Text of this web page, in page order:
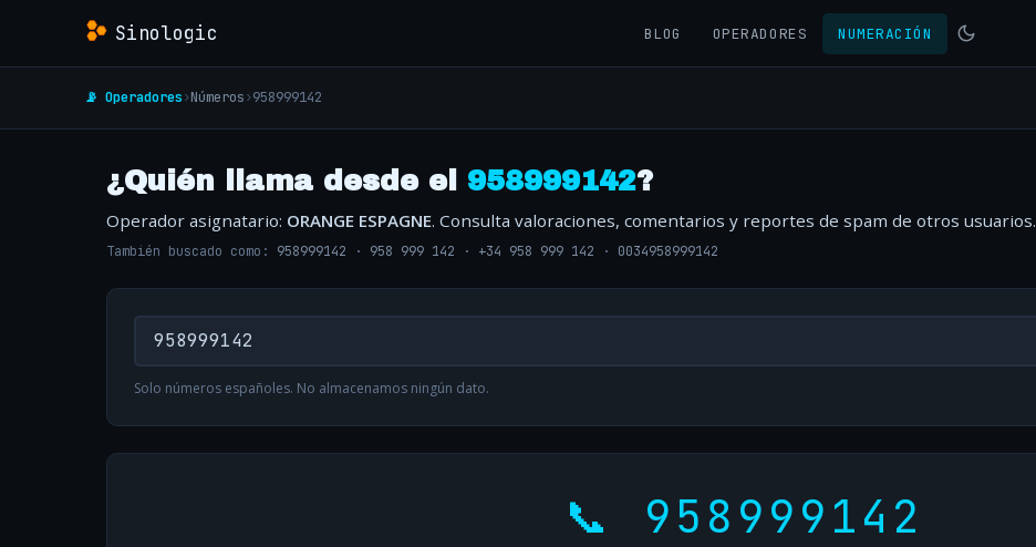
Sinologic BLOG OPERADORES NUMERACIÓN
📡 Operadores›Números›958999142
¿Quién llama desde el 958999142?
Operador asignatario: ORANGE ESPAGNE. Consulta valoraciones, comentarios y reportes de spam de otros usuarios.
También buscado como: 958999142 · 958 999 142 · +34 958 999 142 · 0034958999142
Solo números españoles. No almacenamos ningún dato.
📞 958999142